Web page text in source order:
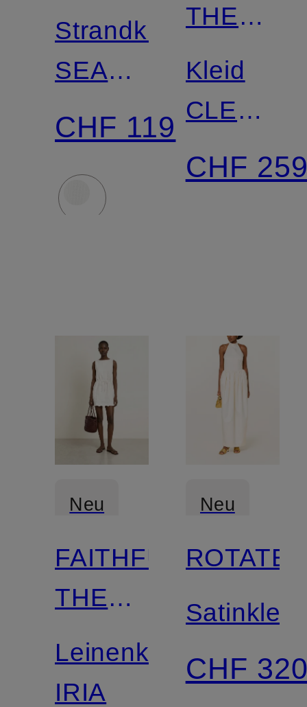
Strandkleid
SEASIDE
BREEZE
aus
Jersey
CHF 119
THE
BRAND
Kleid
aus
CHF
Neu
Zertifiziert
FAITHFULL
THE
BRAND
Leinenkleid
IRIA
Neu
Zertifiziert
ROTATE
Satinkleid
CHF